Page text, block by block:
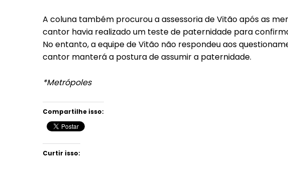
A coluna também procurou a assessoria de Vitão após as
cantor havia realizado um teste de paternidade para
No entanto, a equipe de Vitão não respondeu aos
cantor manterá a postura de assumir a paternidade.
*Metrópoles
Compartilhe isso:
Curtir isso: